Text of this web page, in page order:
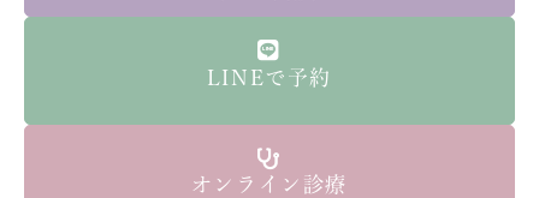
LINEで予約
オンライン診療